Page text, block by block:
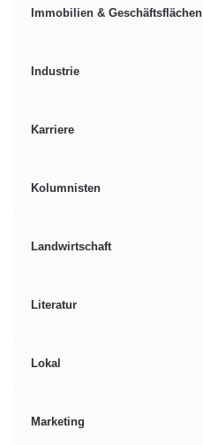
Immobilien & Geschäftsflächen
Industrie
Karriere
Kolumnisten
Landwirtschaft
Literatur
Lokal
Marketing